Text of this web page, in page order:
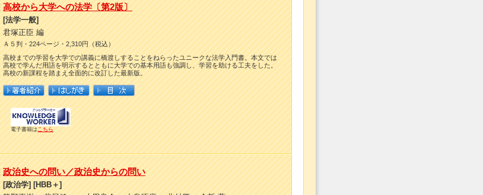
高校から大学への法学〔第2版〕
[法学一般]
君塚正臣 編
Ａ５判・224ページ・2,310円（税込）
高校までの学習を大学での講義に橋渡しすることをねらったユニークな法学入門書。本文では
高校で学んだ用語を明示するとともに大学での基本用語も強調し、学習を助ける工夫をした。
高校の新課程を踏まえ全面的に改訂した最新版。
電子書籍は こちら
政治史への問い／政治史からの問い
[政治学] [HBB＋]